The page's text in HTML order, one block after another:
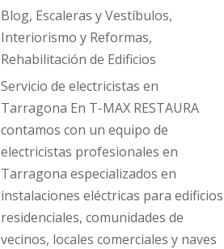
Blog, Escaleras y Vestíbulos,
Interiorismo y Reformas,
Rehabilitación de Edificios
Servicio de electricistas en
Tarragona En T-MAX RESTAURA
contamos con un equipo de
electricistas profesionales en
Tarragona especializados en
instalaciones eléctricas para edificios
residenciales, comunidades de
vecinos, locales comerciales y naves